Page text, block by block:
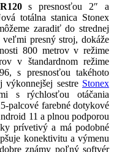
R120s presnosťou 2″ a
totálna stanica Stonex
zaradiť do strednej
veľmi presný stroj, dokáže
800 metrov v režime
v štandardnom režime
s presnosťou takéhoto
sestre Stonex
s rýchlosťou otáčania
palcové farebné dotykové
11 a plnou podporou
prívetivý a má podobné
konektivitu a výmenu
známy poľný softvér